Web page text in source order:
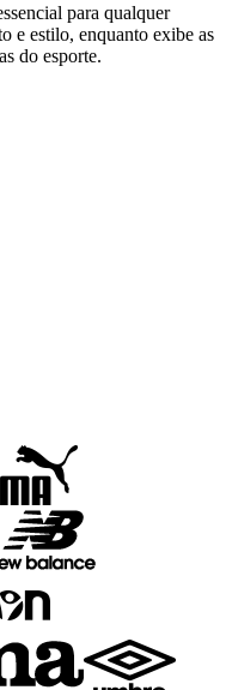
para qualquer
e estilo, enquanto exibe as
do esporte.